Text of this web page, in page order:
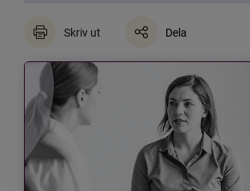
Skriv ut Dela